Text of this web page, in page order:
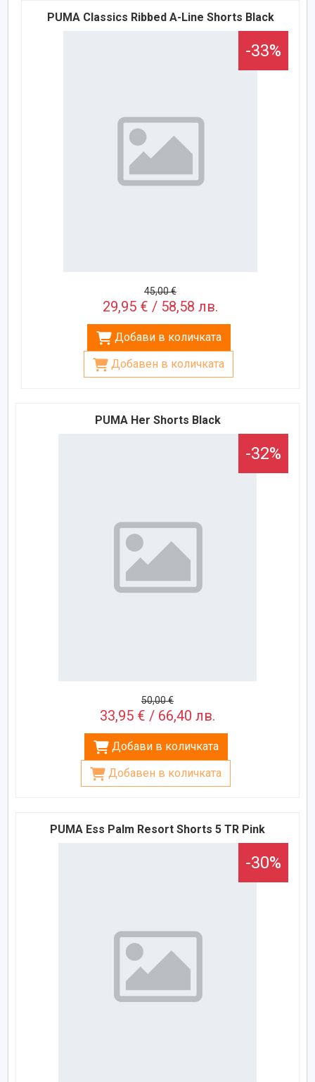
PUMA Classics Ribbed A-Line Shorts Black
-33%
45,00 €
29,95 € / 58,58 лв.
Добави в количката
Добавен в количката
PUMA Her Shorts Black
-32%
50,00 €
33,95 € / 66,40 лв.
Добави в количката
Добавен в количката
PUMA Ess Palm Resort Shorts 5 TR Pink
-30%